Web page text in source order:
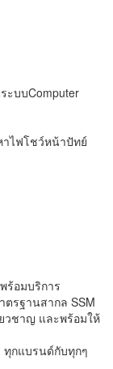
ะบบComputer
ไฟโชว์หน้าปัทย์
ร้อมบริการ
รฐานสากล SSM
วชาญ และพร้อมให้
ทุกแบรนด์กับทุกๆ